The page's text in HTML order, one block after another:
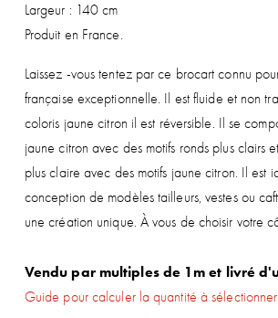
Largeur : 140 cm
Produit en France.
Laissez -vous tentez par ce brocart connu
française exceptionnelle. Il est fluide et non
coloris jaune citron il est réversible. Il se
jaune citron avec des motifs ronds plus clairs
plus claire avec des motifs jaune citron. Il est
conception de modèles tailleurs, vestes ou
une création unique. À vous de choisir votre
Vendu par multiples de 1m et livré
Guide pour calculer la quantité à sélectionner